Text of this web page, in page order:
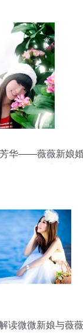
华——薇薇新娘
读微微新娘与薇